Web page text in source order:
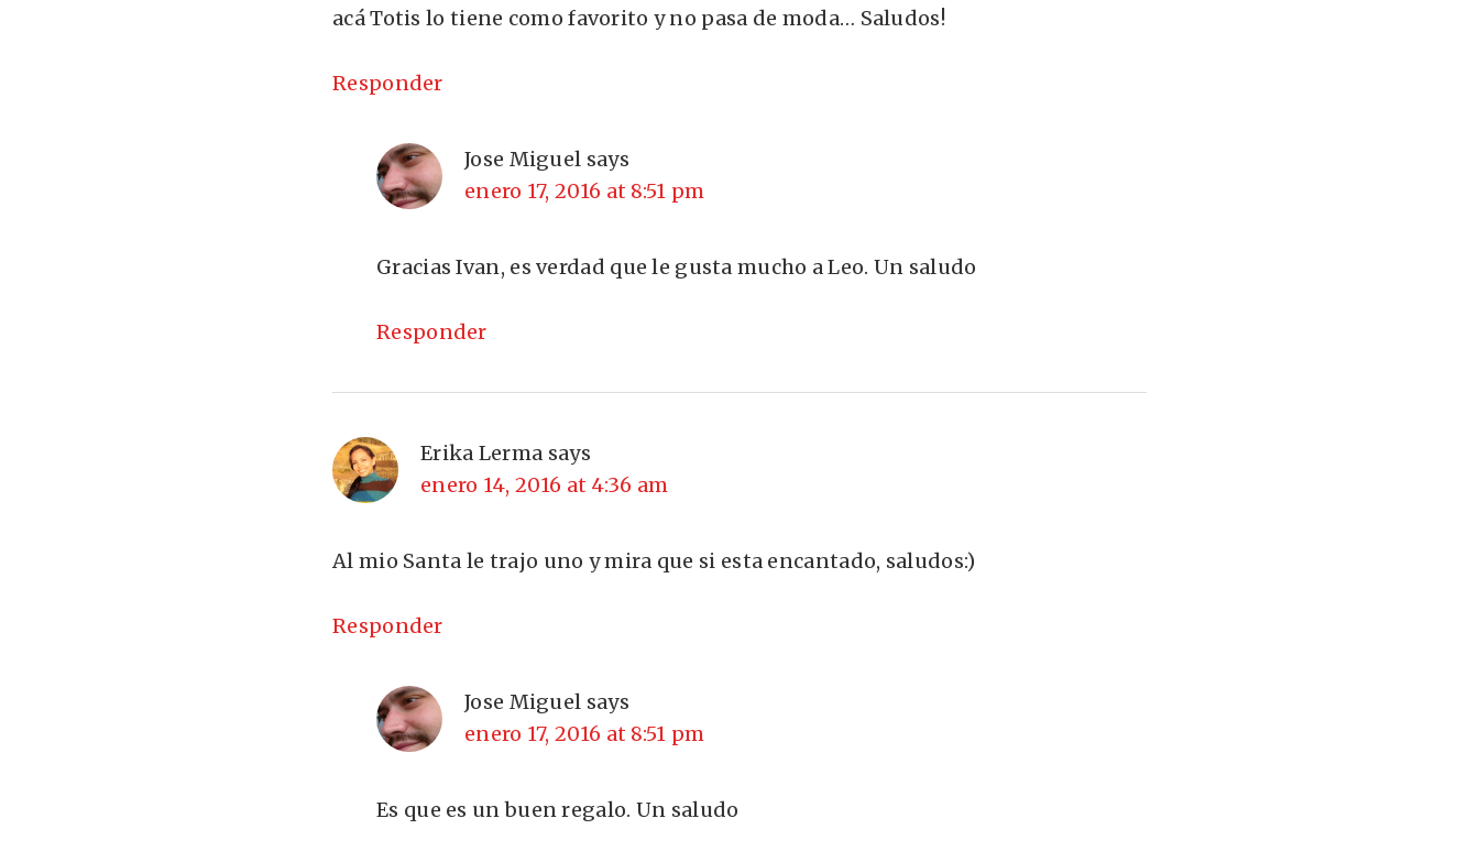
acá Totis lo tiene como favorito y no pasa de moda… Saludos!
Responder
Jose Miguel says
enero 17, 2016 at 8:51 pm
Gracias Ivan, es verdad que le gusta mucho a Leo. Un saludo
Responder
Erika Lerma says
enero 14, 2016 at 4:36 am
Al mio Santa le trajo uno y mira que si esta encantado, saludos:)
Responder
Jose Miguel says
enero 17, 2016 at 8:51 pm
Es que es un buen regalo. Un saludo